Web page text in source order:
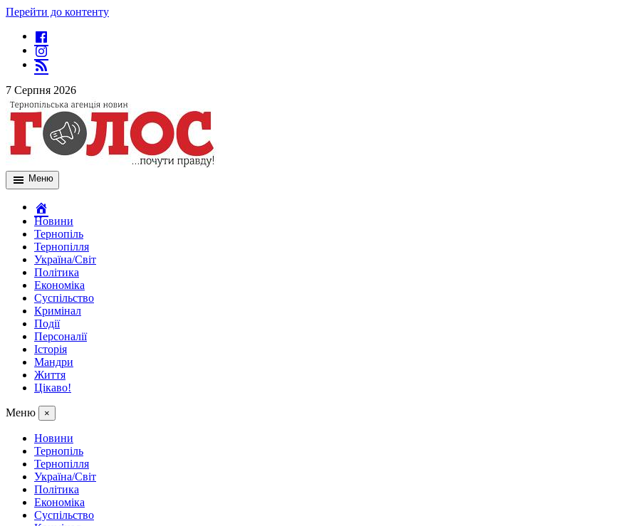
Перейти до контенту
7 Серпня 2026
Меню
Новини
Тернопіль
Тернопілля
Україна/Світ
Політика
Економіка
Суспільство
Кримінал
Події
Персоналії
Історія
Мандри
Життя
Цікаво!
Меню ×
Новини
Тернопіль
Тернопілля
Україна/Світ
Політика
Економіка
Суспільство